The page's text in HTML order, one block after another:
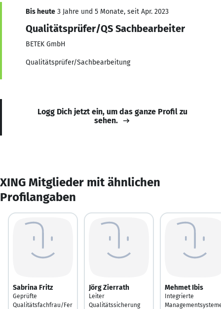
Bis heute 3 Jahre und 5 Monate, seit Apr. 2023
Qualitätsprüfer/QS Sachbearbeiter
BETEK GmbH
Qualitätsprüfer/Sachbearbeitung
Logg Dich jetzt ein, um das ganze Profil zu
sehen.
XING Mitglieder mit ähnlichen
Profilangaben
Sabrina Fritz
Geprüfte
Qualitätsfachfrau/Fer
Jörg Zierrath
Leiter
Qualitätssicherung
Mehmet Ibis
Integrierte